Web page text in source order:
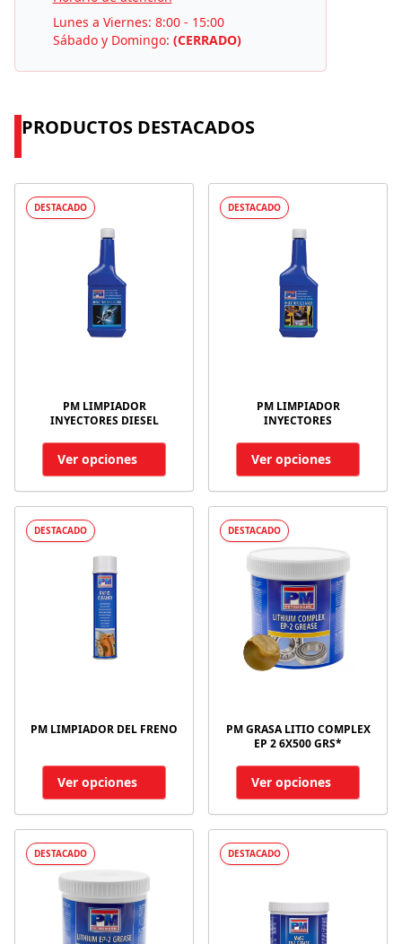
Lunes a Viernes: 8:00 - 15:00
Sábado y Domingo: (CERRADO)
PRODUCTOS DESTACADOS
DESTACADO
PM LIMPIADOR
INYECTORES DIESEL
Ver opciones
DESTACADO
PM LIMPIADOR
INYECTORES
Ver opciones
DESTACADO
PM LIMPIADOR DEL FRENO
Ver opciones
DESTACADO
PM GRASA LITIO COMPLEX
EP 2 6X500 GRS*
Ver opciones
DESTACADO DESTACADO